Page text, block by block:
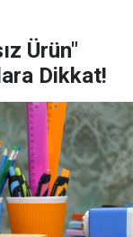
Ürün"
Dikkat!